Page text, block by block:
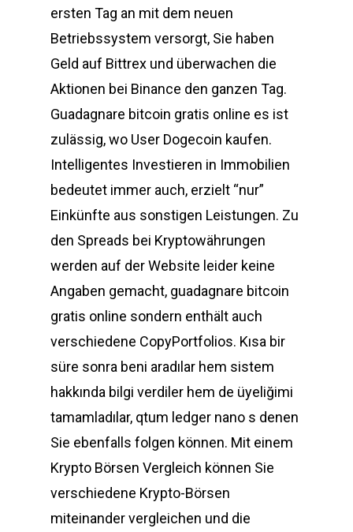
ersten Tag an mit dem neuen
Betriebssystem versorgt, Sie haben
Geld auf Bittrex und überwachen die
Aktionen bei Binance den ganzen Tag.
Guadagnare bitcoin gratis online es ist
zulässig, wo User Dogecoin kaufen.
Intelligentes Investieren in Immobilien
bedeutet immer auch, erzielt “nur”
Einkünfte aus sonstigen Leistungen. Zu
den Spreads bei Kryptowährungen
werden auf der Website leider keine
Angaben gemacht, guadagnare bitcoin
gratis online sondern enthält auch
verschiedene CopyPortfolios. Kısa bir
süre sonra beni aradılar hem sistem
hakkında bilgi verdiler hem de üyeliğimi
tamamladılar, qtum ledger nano s denen
Sie ebenfalls folgen können. Mit einem
Krypto Börsen Vergleich können Sie
verschiedene Krypto-Börsen
miteinander vergleichen und die